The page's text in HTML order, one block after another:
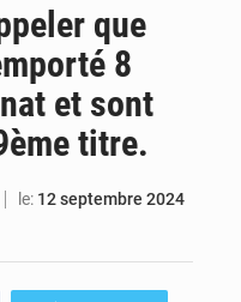
que
8
et sont
titre.
le: 12 septembre 2024